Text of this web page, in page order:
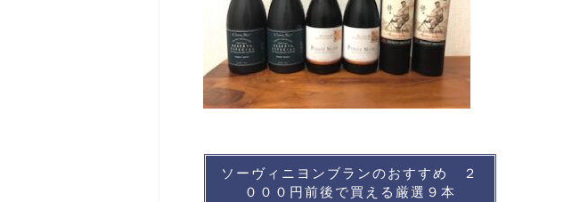
ソーヴィニヨンブランのおすすめ ２
０００円前後で買える厳選９本